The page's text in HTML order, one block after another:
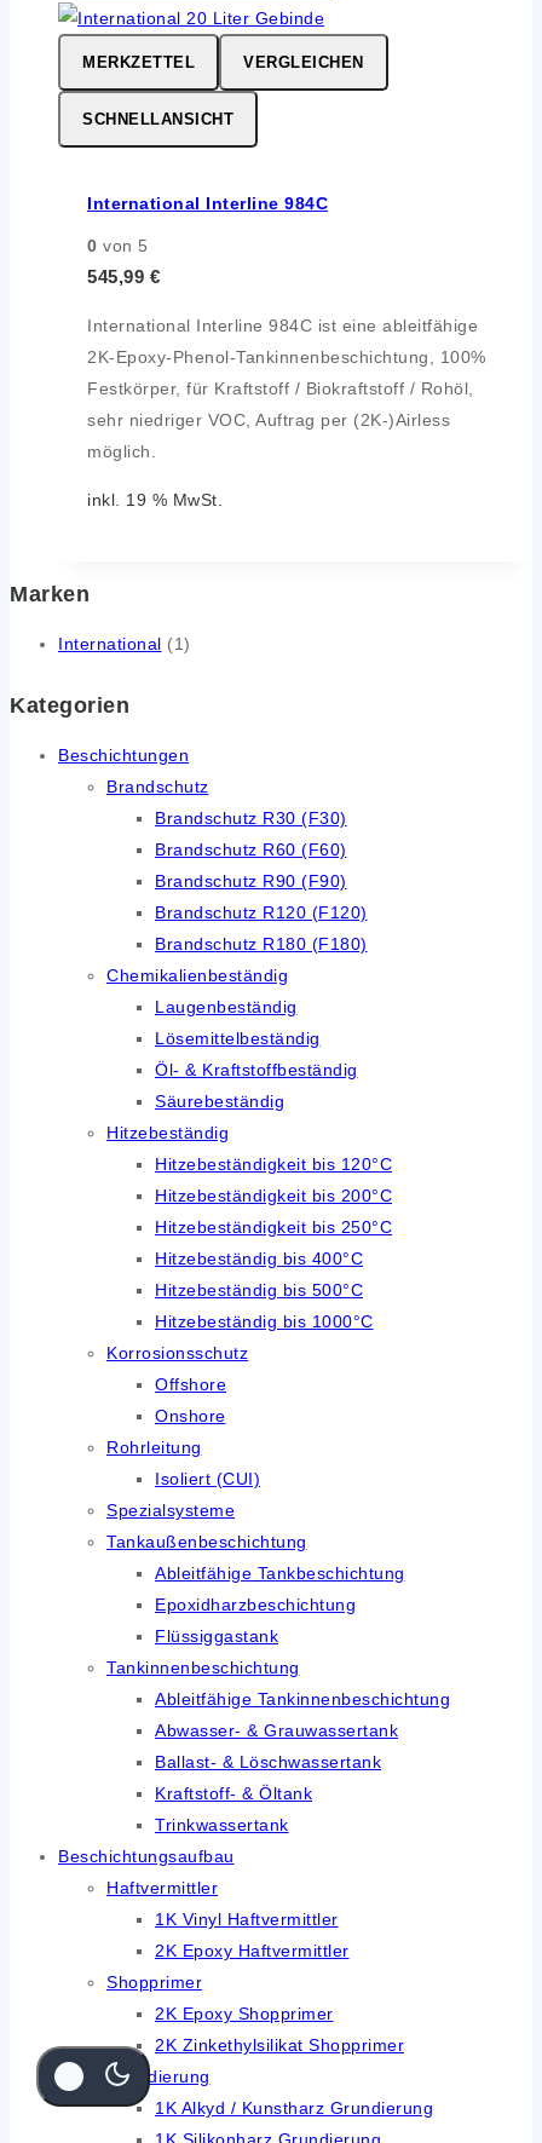
MERKZETTEL VERGLEICHEN
SCHNELLANSICHT
International Interline 984C
0 von 5
545,99 €
International Interline 984C ist eine ableitfähige
2K-Epoxy-Phenol-Tankinnenbeschichtung, 100%
Festkörper, für Kraftstoff / Biokraftstoff / Rohöl,
sehr niedriger VOC, Auftrag per (2K-)Airless
möglich.
inkl. 19 % MwSt.
Marken
International (1)
Kategorien
Beschichtungen
Brandschutz
Brandschutz R30 (F30)
Brandschutz R60 (F60)
Brandschutz R90 (F90)
Brandschutz R120 (F120)
Brandschutz R180 (F180)
Chemikalienbeständig
Laugenbeständig
Lösemittelbeständig
Öl- & Kraftstoffbeständig
Säurebeständig
Hitzebeständig
Hitzebeständigkeit bis 120°C
Hitzebeständigkeit bis 200°C
Hitzebeständigkeit bis 250°C
Hitzebeständig bis 400°C
Hitzebeständig bis 500°C
Hitzebeständig bis 1000°C
Korrosionsschutz
Offshore
Onshore
Rohrleitung
Isoliert (CUI)
Spezialsysteme
Tankaußenbeschichtung
Ableitfähige Tankbeschichtung
Epoxidharzbeschichtung
Flüssiggastank
Tankinnenbeschichtung
Ableitfähige Tankinnenbeschichtung
Abwasser- & Grauwassertank
Ballast- & Löschwassertank
Kraftstoff- & Öltank
Trinkwassertank
Beschichtungsaufbau
Haftvermittler
1K Vinyl Haftvermittler
2K Epoxy Haftvermittler
Shopprimer
2K Epoxy Shopprimer
2K Zinkethylsilikat Shopprimer
Grundierung
1K Alkyd / Kunstharz Grundierung